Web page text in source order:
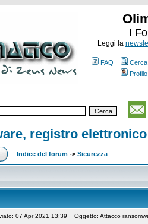
I
Leggi la
FAQ
Cerca
Profilo
registro
Indice del forum -> Sicurezza
07 Apr 2021 13:39 Oggetto: Attacco